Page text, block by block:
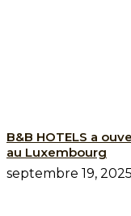
B&B HOTELS a
au Luxembourg
septembre 19, 2025